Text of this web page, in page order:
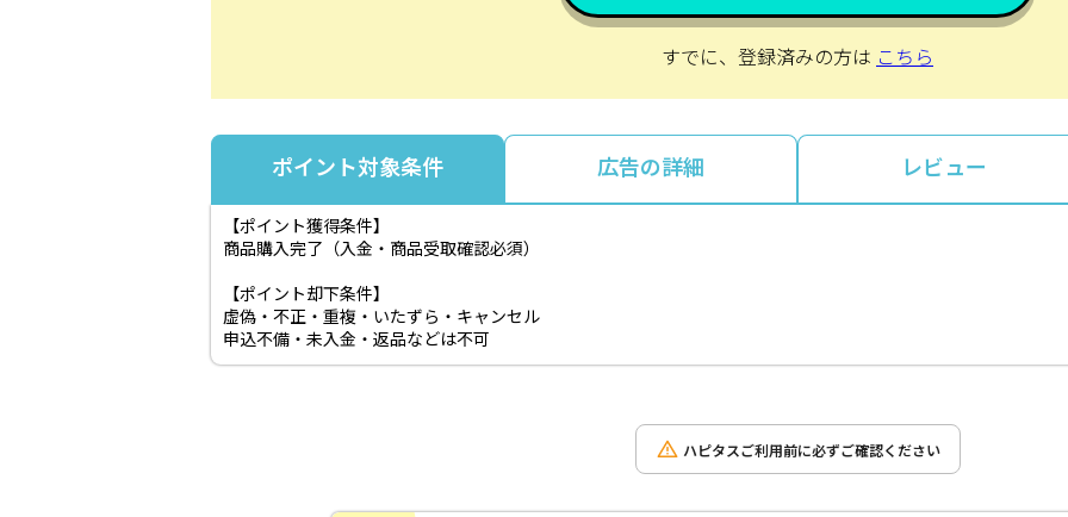
すでに、登録済みの方は こちら
ポイント対象条件 広告の詳細 レビュー
【ポイント獲得条件】
商品購入完了（入金・商品受取確認必須）
【ポイント却下条件】
虚偽・不正・重複・いたずら・キャンセル
申込不備・未入金・返品などは不可
ハピタスご利用前に必ずご確認ください